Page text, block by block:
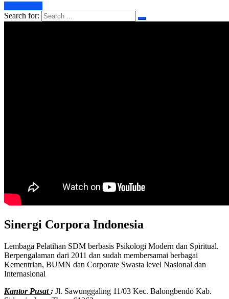
Search for:
Sinergi Corpora Indonesia
Lembaga Pelatihan SDM berbasis Psikologi Modern dan Spiritual.
Berpengalaman dari 2011 dan sudah membersamai berbagai
Kementrian, BUMN dan Corporate Swasta level Nasional dan
Internasional
Kantor Pusat: Jl. Sawunggaling 11/03 Kec. Balongbendo Kab.